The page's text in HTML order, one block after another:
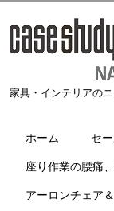
家具・インテリアの
ホーム セ
座り作業の腰痛
アーロンチェア